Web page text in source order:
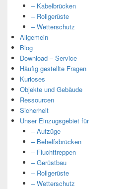
– Kabelbrücken
– Rollgerüste
– Wetterschutz
Allgemein
Blog
Download – Service
Häufig gestellte Fragen
Kurioses
Objekte und Gebäude
Ressourcen
Sicherheit
Unser Einzugsgebiet für
– Aufzüge
– Behelfsbrücken
– Fluchttreppen
– Gerüstbau
– Rollgerüste
– Wetterschutz